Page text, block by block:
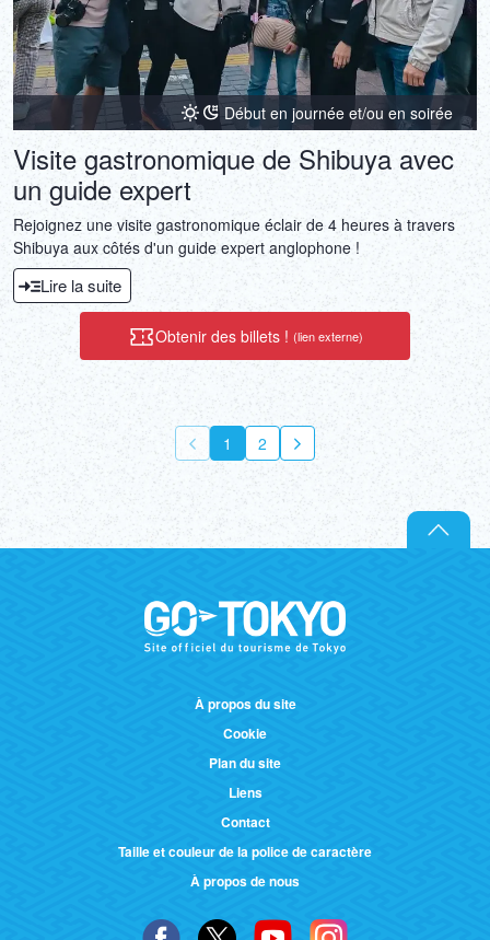
Début en journée et/ou en soirée
Visite gastronomique de Shibuya avec
un guide expert
Rejoignez une visite gastronomique éclair de 4 heures à travers
Shibuya aux côtés d'un guide expert anglophone !
Lire la suite
Obtenir des billets ! (lien externe)
1 2
À propos du site
Cookie
Plan du site
Liens
Contact
Taille et couleur de la police de caractère
À propos de nous